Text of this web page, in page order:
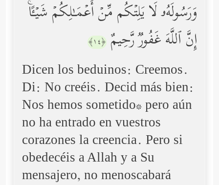
وَرَسُولَهُۥ لَا یَلِتۡكُم مِّنۡ أَعۡمَـٰلِكُمۡ شَیۡـًٔاۚ
إِنَّ ٱللَّهَ غَفُورࣱ رَّحِیمٌ ﴿١٤﴾
Dicen los beduinos: Creemos.
Di: No creéis. Decid más bien:
Nos hemos sometido* pero aún
no ha entrado en vuestros
corazones la creencia. Pero si
obedecéis a Allah y a Su
mensajero, no menoscabará